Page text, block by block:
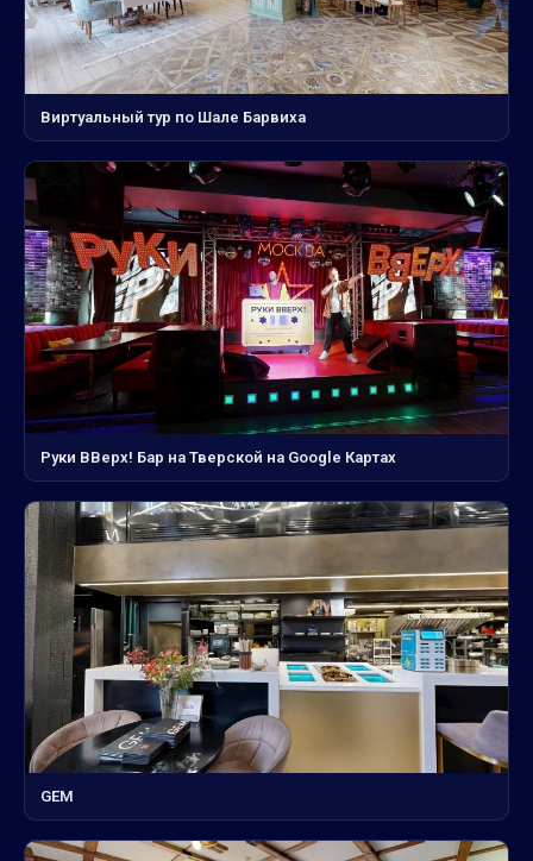
Виртуальный тур по Шале Барвиха
Руки ВВерх! Бар на Тверской на Google Картах
GEM